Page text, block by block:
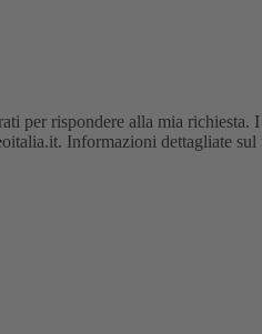
per rispondere alla mia
Informazioni dettagliate